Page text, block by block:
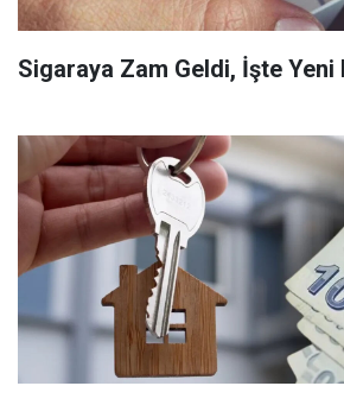
Sigaraya Zam Geldi, İşte Yeni